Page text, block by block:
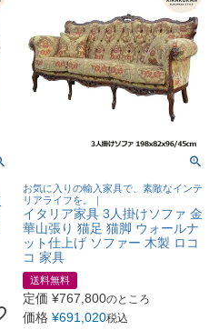
お気に入りの輸入家具で、素敵なインテ
リアライフを。｜
イタリア家具 3人掛けソファ 金
華山張り 猫足 猫脚 ウォールナ
ット仕上げ ソファー 木製 ロコ
コ 家具
送料無料
定価 ¥767,800のところ
価格 ¥691,020税込